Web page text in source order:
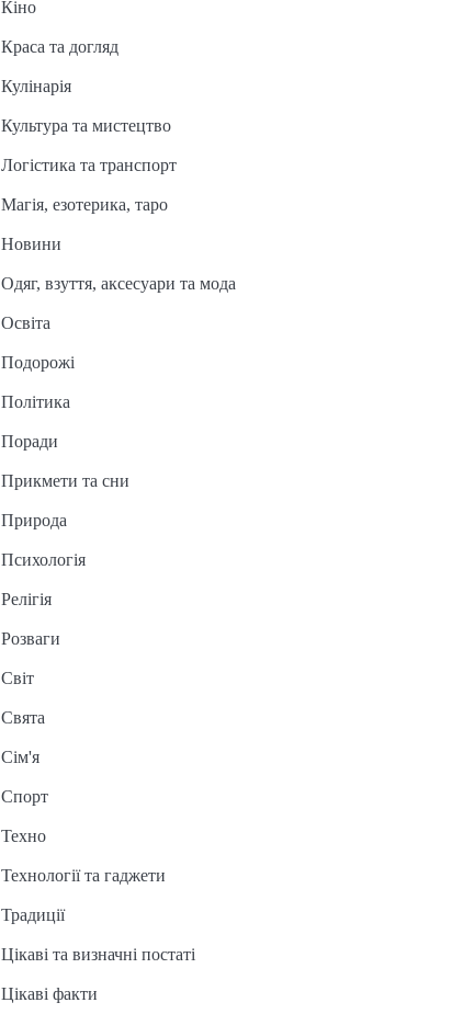
Кіно
Краса та догляд
Кулінарія
Культура та мистецтво
Логістика та транспорт
Магія, езотерика, таро
Новини
Одяг, взуття, аксесуари та мода
Освіта
Подорожі
Політика
Поради
Прикмети та сни
Природа
Психологія
Релігія
Розваги
Світ
Свята
Сім'я
Спорт
Техно
Технології та гаджети
Традиції
Цікаві та визначні постаті
Цікаві факти